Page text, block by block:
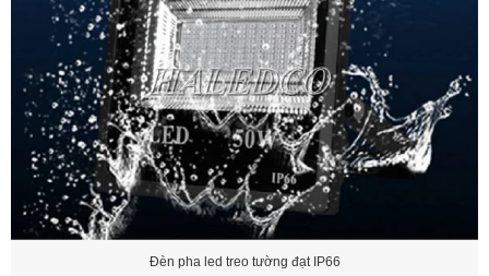
Đèn pha led treo tường đạt IP66